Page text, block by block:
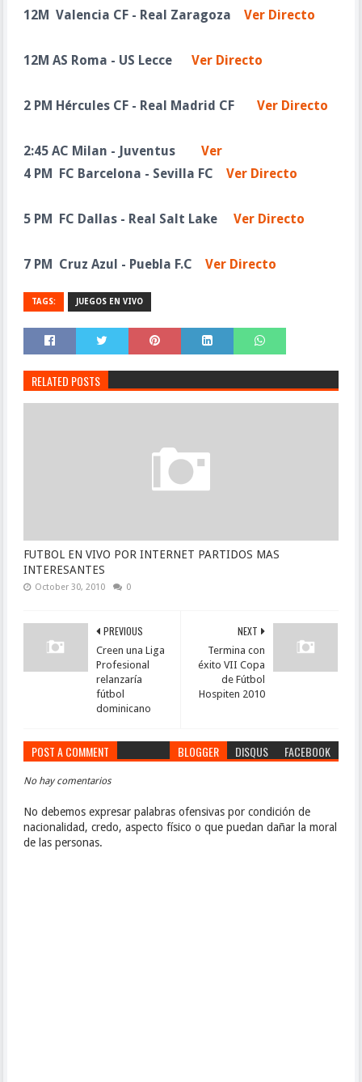
12M Valencia CF - Real Zaragoza Ver Directo
12M AS Roma - US Lecce Ver Directo
2 PM Hércules CF - Real Madrid CF Ver Directo
2:45 AC Milan - Juventus Ver
4 PM FC Barcelona - Sevilla FC Ver Directo
5 PM FC Dallas - Real Salt Lake Ver Directo
7 PM Cruz Azul - Puebla F.C Ver Directo
TAGS: JUEGOS EN VIVO
RELATED POSTS
FUTBOL EN VIVO POR INTERNET PARTIDOS MAS
INTERESANTES
October 30, 2010 0
NEXT
Termina con
éxito VII Copa
de Fútbol
Hospiten 2010
PREVIOUS
Creen una Liga
Profesional
relanzaría
fútbol
dominicano
POST A COMMENT BLOGGER DISQUS FACEBOOK
No hay comentarios
No debemos expresar palabras ofensivas por condición de
nacionalidad, credo, aspecto físico o que puedan dañar la moral
de las personas.